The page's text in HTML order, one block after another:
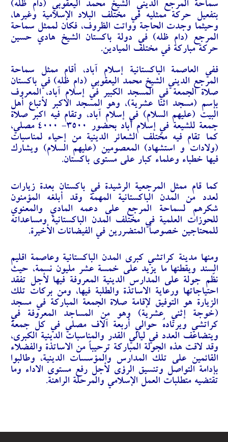
سماحة المرجع الديني الشيخ محمد اليعقوبي (دام ظله)
بتفعيل حركة ممثليه في مختلف البلاد الإسلامية وغيرها،
وحيثما وجدت الحاجة وواتت الظروف، فكان لممثل سماحة
المرجع (دام ظله) في دولة باكستان الشيخ هادي حسين
حركة مباركة في مختلف الميادين.
ففي العاصمة الباكستانية إسلام آباد، أقام ممثل سماحة
المرجع الديني الشيخ محمد اليعقوبي (دام ظله) في باكستان
صلاة الجمعة في المسجد الكبير في إسلام آباد، المعروف
بإسم (مسجد اثنا عشرية)، وهو المسجد الاكبر لأتباع أهل
البيت (عليهم السلام) في إسلام آباد، وتقام فيه اكبر صلاة
جمعة للشيعة في إسلام آباد بحضور ٣٥٠٠- ٤٠٠٠ مصلي،
كما تقام فيه مختلف الشعائر الدينية من إحياء لمناسبات
(ولادات و استشهاد) المعصومين (عليهم السلام) ويشارك
فيها خطباء وعلماء كبار على مستوى باكستان.
كما قام ممثل المرجعية الرشيدة في باكستان بعدة زيارات
لعدد من المدن الباكستانية المهمة وقد أبلغه المؤمنون
شكرهم لسماحة المرجع على دعمه المادي والمعنوي
للحوزات العلمية في مختلف المدن الباكستانية ومساعداته
للمحتاجين خصوصاً المتضررين في الفيضانات الأخيرة.
ومنها مدينة كراتشي كبرى المدن الباكستانية وعاصمة اقليم
السند ويقطنها ما يزيد على خمسة عشر مليون نسمة، حيث
نظّم جولة على المدارس الدينية المعروفة فيها لأجل تفقد
احتياجاتها ورعاية الاساتذة والطلبة فيها، ومن بركات تلك
الزيارة هو التوفيق لإقامة صلاة الجمعة المباركة في مسجد
(خوجة إثني عشرية) وهو من المساجد المعروفة في
كراتشي ويرتادهُ حوالي أربعة آلاف مصلي في كل جمعة
ويتضاعف العدد في ليالي القدر والمناسبات الدينية الكبرى،
وقد لاقت هذه الجولة المباركة ترحيباً من الاساتذة والفضلاء
القائمين على تلك المدارس والمؤسسات الدينية، وطالبوا
بإدامة التواصل وتنسيق الرؤى لأجل رفع مستوى الاداء وما
تقتضيه متطلبات العمل الإسلامي والمرحلة الراهنة.